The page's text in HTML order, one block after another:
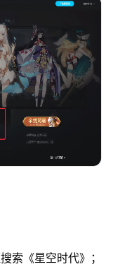
索《星空时代》；